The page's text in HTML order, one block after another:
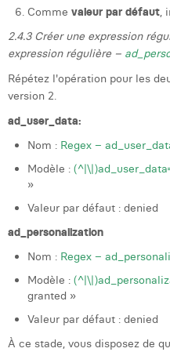
Comme valeur par défaut,
2.4.3 Créer une expression
expression régulière –
Répétez l'opération pour les
version 2.
ad_user_data:
Nom : Regex –
Modèle :
»
Valeur par défaut : denied
ad_personalization
Nom : Regex –
Modèle :
granted »
Valeur par défaut : denied
À ce stade, vous disposez de